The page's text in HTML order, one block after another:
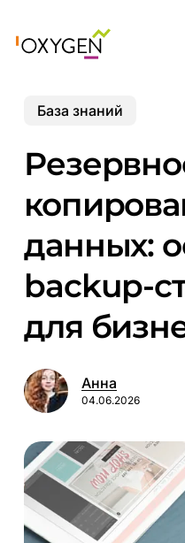
main
База знаний
данных:
backup-
для
Анна
04.06.2026